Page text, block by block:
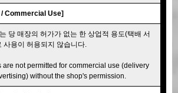
/ Commercial Use]
당 매장의 허가가 없는 한 상업적 용도(택배 서
사용이 허용되지 않습니다.
are not permitted for commercial use (delivery
without the shop's permission.